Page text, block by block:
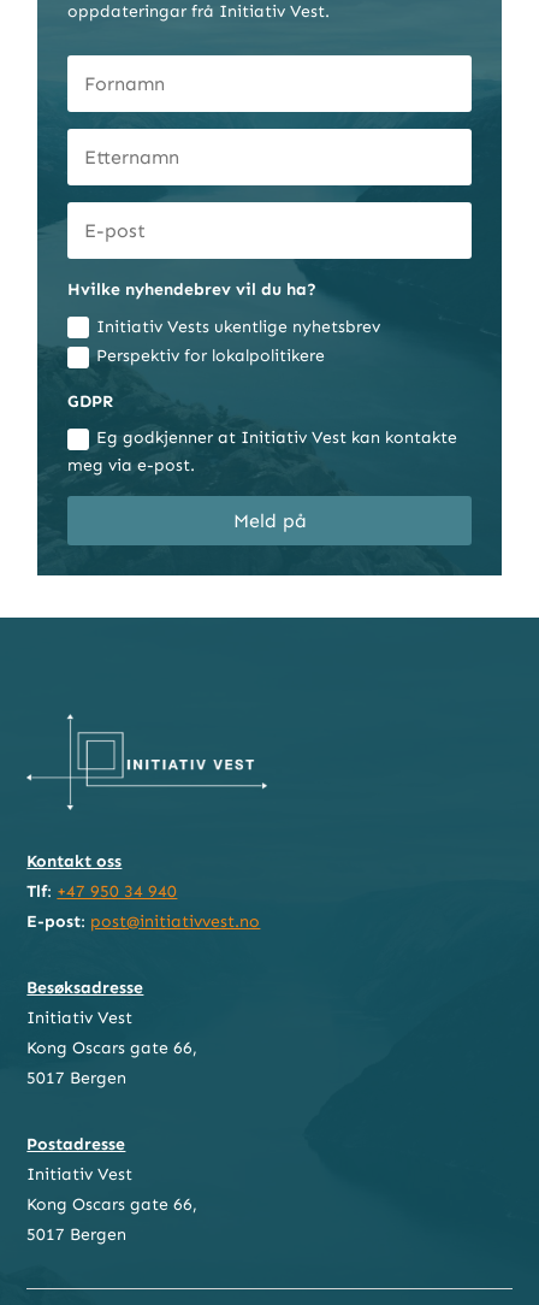
oppdateringar frå Initiativ Vest.
Hvilke nyhendebrev vil du ha?
Initiativ Vests ukentlige nyhetsbrev
Perspektiv for lokalpolitikere
GDPR
Eg godkjenner at Initiativ Vest kan kontakte
meg via e-post.
Meld på
Kontakt oss
Tlf: +47 950 34 940
E-post: post@initiativvest.no
Besøksadresse
Initiativ Vest
Kong Oscars gate 66,
5017 Bergen
Postadresse
Initiativ Vest
Kong Oscars gate 66,
5017 Bergen